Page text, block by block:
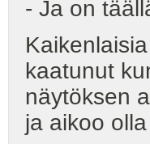
- Ja on
kaatunut
näytöksen
ja aikoo